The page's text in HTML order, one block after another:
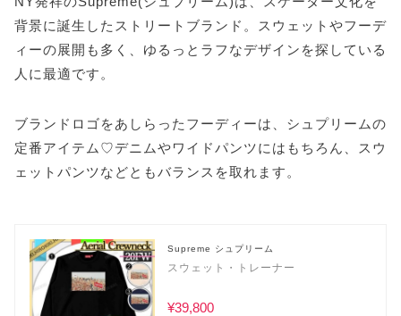
背景に誕生したストリートブランド。スウェットやフーデ
ィーの展開も多く、ゆるっとラフなデザインを探している
人に最適です。
ブランドロゴをあしらったフーディーは、シュプリームの
定番アイテム♡デニムやワイドパンツにはもちろん、スウ
ェットパンツなどともバランスを取れます。
Supreme シュプリーム
スウェット・トレーナー
¥39,800